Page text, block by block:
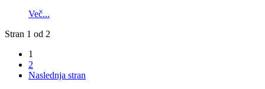
Več...
Stran 1 od 2
1
2
Naslednja stran